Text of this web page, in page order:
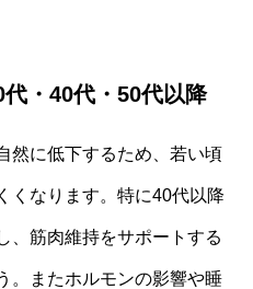
・40代・50代以降
然に低下するため、若い頃
くなります。特に40代以降
、筋肉維持をサポートする
。またホルモンの影響や睡